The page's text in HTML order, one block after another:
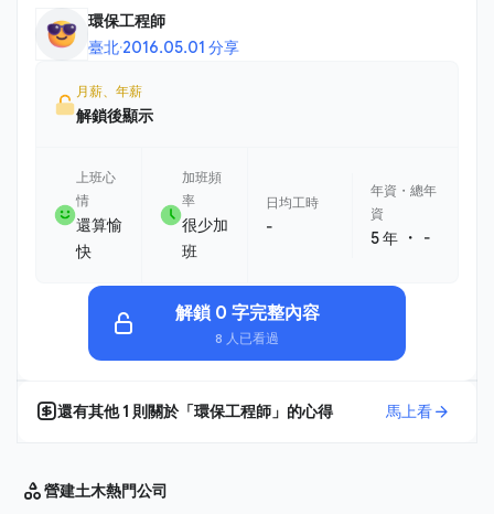
環保工程師
臺北·2016.05.01 分享
月薪、年薪
解鎖後顯示
上班心
情
還算愉
快
加班頻
率
很少加
班
日均工時
-
年資・總年
資
5 年 ・ -
解鎖 0 字完整內容
8 人已看過
還有其他1 則關於「環保工程師 」的心得 馬上看
營建土木熱門公司